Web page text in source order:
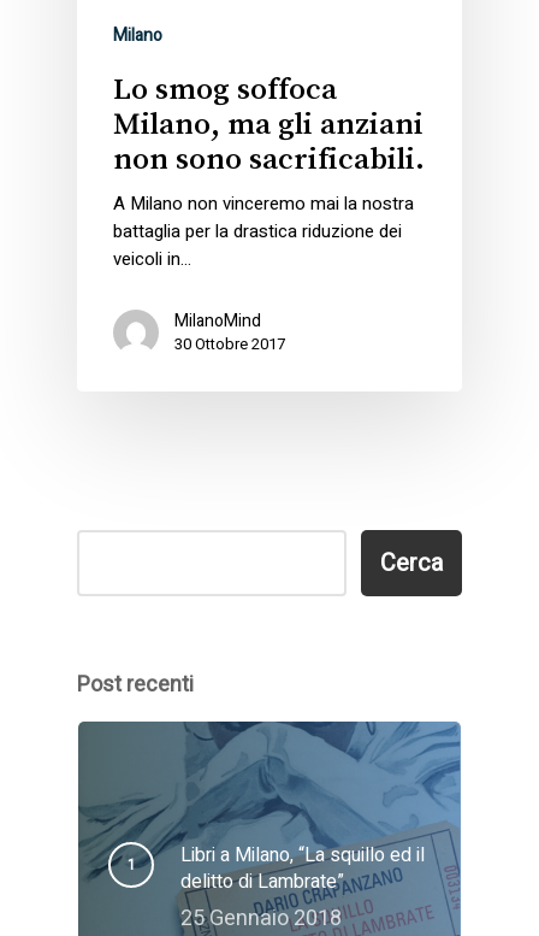
Milano
Lo smog soffoca
Milano, ma gli anziani
non sono sacrificabili.
A Milano non vinceremo mai la nostra
battaglia per la drastica riduzione dei
veicoli in…
MilanoMind
30 Ottobre 2017
Cerca
Post recenti
Libri a Milano, “La squillo ed il
delitto di Lambrate”
25 Gennaio 2018